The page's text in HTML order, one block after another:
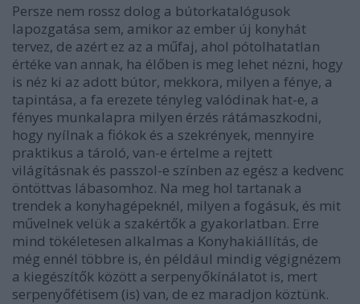
Persze nem rossz dolog a bútorkatalógusok
lapozgatása sem, amikor az ember új konyhát
tervez, de azért ez az a műfaj, ahol pótolhatatlan
értéke van annak, ha élőben is meg lehet nézni, hogy
is néz ki az adott bútor, mekkora, milyen a fénye, a
tapintása, a fa erezete tényleg valódinak hat-e, a
fényes munkalapra milyen érzés rátámaszkodni,
hogy nyílnak a fiókok és a szekrények, mennyire
praktikus a tároló, van-e értelme a rejtett
világításnak és passzol-e színben az egész a kedvenc
öntöttvas lábasomhoz. Na meg hol tartanak a
trendek a konyhagépeknél, milyen a fogásuk, és mit
művelnek velük a szakértők a gyakorlatban. Erre
mind tökéletesen alkalmas a Konyhakiállítás, de
még ennél többre is, én például mindig végignézem
a kiegészítők között a serpenyőkínálatot is, mert
serpenyőfétisem (is) van, de ez maradjon köztünk.